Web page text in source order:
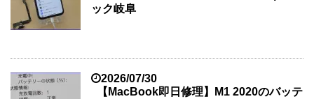
ック岐阜
2026/07/30
【MacBook即日修理】M1 2020のバッテ